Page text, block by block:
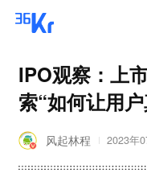
IPO观察：上
索“如何让用
风起林程 2023年